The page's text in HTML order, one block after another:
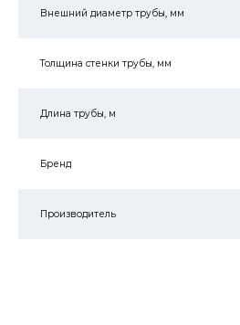
Внешний диаметр трубы, мм
Толщина стенки трубы, мм
Длина трубы, м
Бренд
Производитель